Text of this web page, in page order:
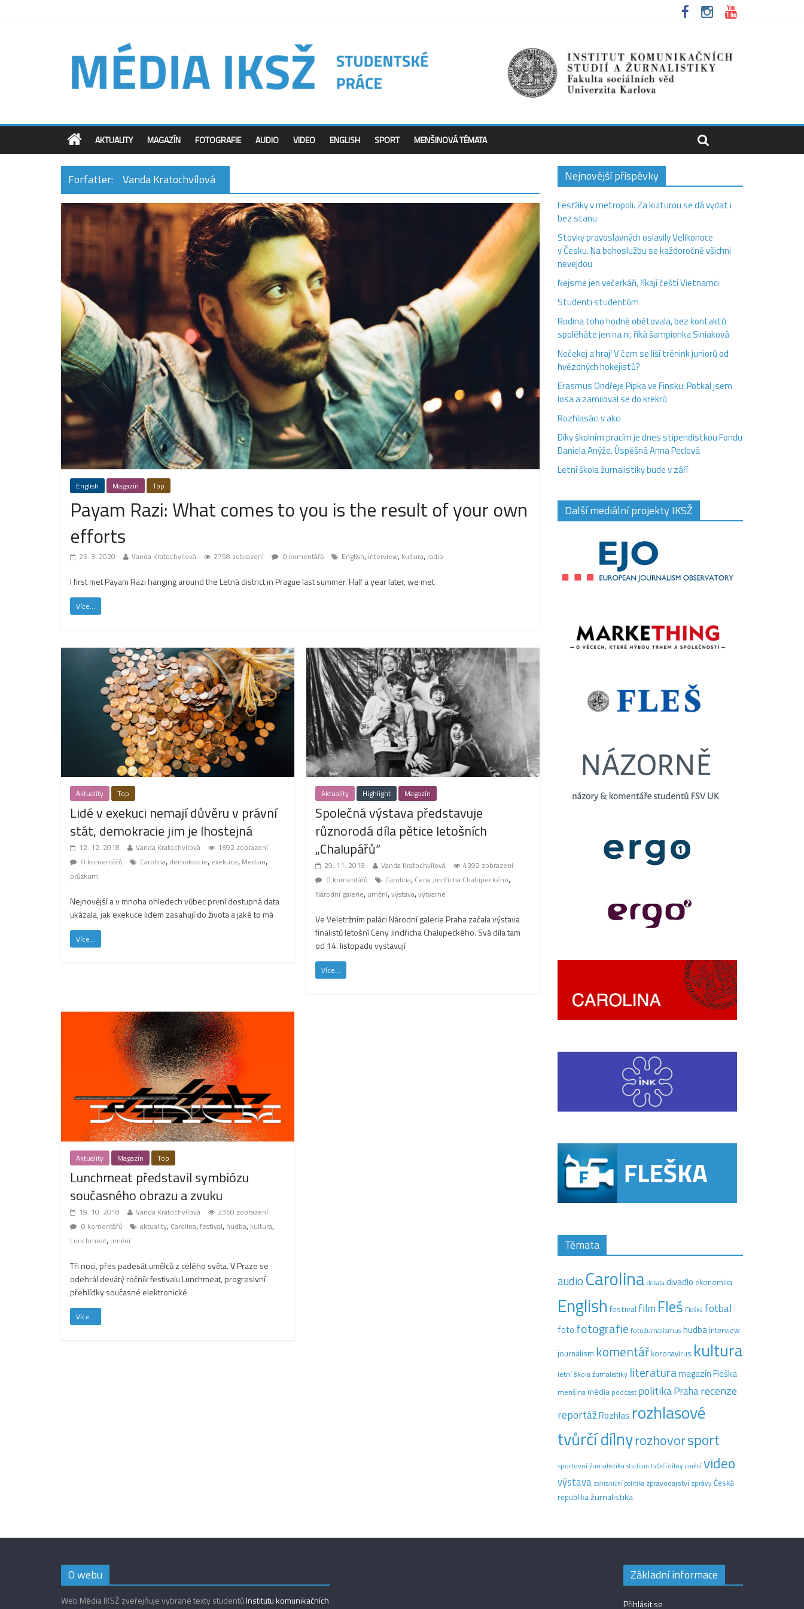
AKTUALITY MAGAZÍN FOTOGRAFIE AUDIO VIDEO ENGLISH SPORT MENŠINOVÁ TÉMATA
Forfatter: Vanda Kratochvílová
English Magazín Top
Payam Razi: What comes to you is the result of your own
efforts
25. 3. 2020 Vanda Kratochvílová 2798 zobrazení 0 komentářů English, interview, kultura, radio
I first met Payam Razi hanging around the Letná district in Prague last summer. Half a year later, we met
Více...
Aktuality Top
Lidé v exekuci nemají důvěru v právní
stát, demokracie jim je lhostejná
12. 12. 2018 Vanda Kratochvílová
1692 zobrazení
0 komentářů
Carolina, demokracie, exekuce, Median,
průzkum
Nejnovější a v mnoha ohledech vůbec první dostupná data
ukázala, jak exekuce lidem zasahují do života a jaké to má
Více...
Aktuality Highlight Magazín
Společná výstava představuje
různorodá díla pětice letošních
„Chalupářů“
29. 11. 2018 Vanda Kratochvílová
4392 zobrazení
0 komentářů
Carolina, Cena Jindřicha Chalupeckého,
Národní galerie, umění,výstava,výtvarné
Ve Veletržním paláci Národní galerie Praha začala výstava
finalistů letošní Ceny Jindřicha Chalupeckého. Svá díla tam
od 14. listopadu vystavují
Více...
Aktuality Magazín Top
Lunchmeat představil symbiózu
současného obrazu a zvuku
19. 10. 2018 Vanda Kratochvílová
2360 zobrazení
0 komentářů
aktuality, Carolina,festival, hudba, kultura,
Lunchmeat, umění
Tři noci, přes padesát umělců z celého světa. V Praze se
odehrál devátý ročník festivalu Lunchmeat, progresivní
přehlídky současné elektronické
Více...
Nejnovější příspěvky
Fesťáky v metropoli. Za kulturou se dá vydat i
bez stanu
Stovky pravoslavných oslavily Velikonoce
v Česku. Na bohoslužbu se každoročně všichni
nevejdou
Nejsme jen večerkáři, říkají čeští Vietnamci
Studenti studentům
Rodina toho hodně obětovala, bez kontaktů
spoléháte jen na ni, říká šampionka Siniaková
Nečekej a hraj! V čem se liší trénink juniorů od
hvězdných hokejistů?
Erasmus Ondřeje Pipka ve Finsku: Potkal jsem
losa a zamiloval se do krekrů
Rozhlasáci v akci
Díky školním pracím je dnes stipendistkou Fondu
Daniela Anýže. Úspěšná Anna Peclová
Letní škola žurnalistiky bude v září
Další mediální projekty IKSŽ
Témata
audio Carolina debatadivadlo ekonomika
Englishfestival film Fleš Fleška fotbal
foto fotografie fotožurnalismushudba interview
journalism komentář koronavirus kultura
letní škola žurnalistiky literaturamagazín Fleška
menšinamédia podcast politikaPraharecenze
reportážRozhlas rozhlasové
tvůrčí dílnyrozhovorsport
sportovní žurnalistikastudium tvůrčí dílny uměnívideo
výstava zahraniční politika zpravodajství zprávyČeská
republikažurnalistika
O webu
Web Média IKSŽ zveřejňuje vybrané texty studentůInstitutu komunikačních
Základní informace
Přihlásit se